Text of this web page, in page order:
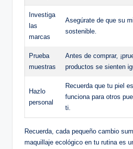
Investiga
las
marcas
Asegúrate de que su
sostenible.
Prueba
muestras
Antes de comprar,
productos se sienten
Hazlo
personal
Recuerda que tu piel
funciona para otros
ti.
Recuerda, cada pequeño cambio
maquillaje ecológico en tu rutina es